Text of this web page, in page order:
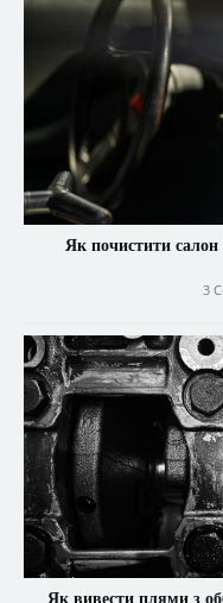
Як почистити
3
Як вивести плями з